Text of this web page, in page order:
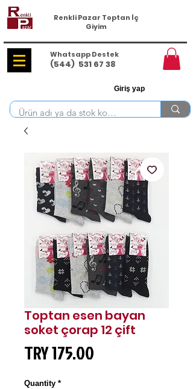
Renkli Pazar Toptan İç
Giyim
Whatsapp Destek
(544) 531 67 38
Giriş yap
Toptan esen bayan
soket çorap 12 çift
TRY 175.00
Quantity *